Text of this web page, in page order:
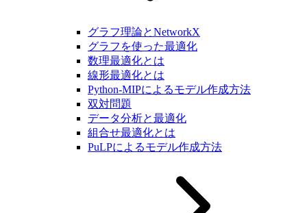
グラフ理論とNetworkX
グラフを使った最適化
数理最適化とは
線形最適化とは
Python-MIPによるモデル作成方法
双対問題
データ分析と最適化
組合せ最適化とは
PuLPによるモデル作成方法